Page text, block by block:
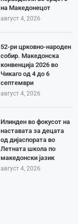
на Македонецот
август 4, 2026
52-ри црковно-народен
собир. Македонска
конвенција 2026 во
Чикаго од 4 до 6
септември
август 4, 2026
Илинден во фокусот на
наставата за децата
од дијаспората во
Летната школа по
македонски јазик
август 4, 2026